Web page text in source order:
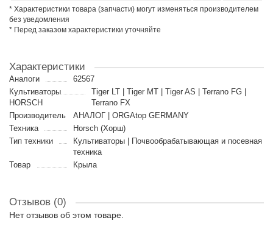
* Характеристики товара (запчасти) могут изменяться производителем
без уведомления
* Перед заказом характеристики уточняйте
Характеристики
Аналоги
62567
Культиваторы
HORSCH
Tiger LT | Tiger MT | Tiger AS | Terrano FG |
Terrano FX
Производитель
АНАЛОГ | ORGAtop GERMANY
Техника
Horsch (Хорш)
Тип техники
Культиваторы | Почвообрабатывающая и посевная
техника
Товар
Крыла
Отзывов (0)
Нет отзывов об этом товаре.